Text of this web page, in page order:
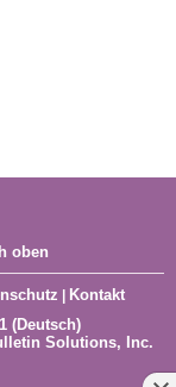
oben
| Kontakt
(Deutsch)
Solutions, Inc.